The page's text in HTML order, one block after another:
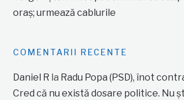
oraș; urmează cablurile
COMENTARII RECENTE
Daniel R la Radu Popa (PSD), înot
Cred că nu există dosare politice. Nu